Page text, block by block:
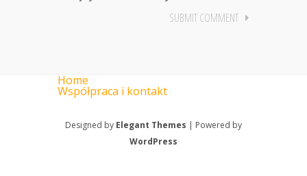
Home
Współpraca i kontakt
Designed by Elegant Themes | Powered by
WordPress